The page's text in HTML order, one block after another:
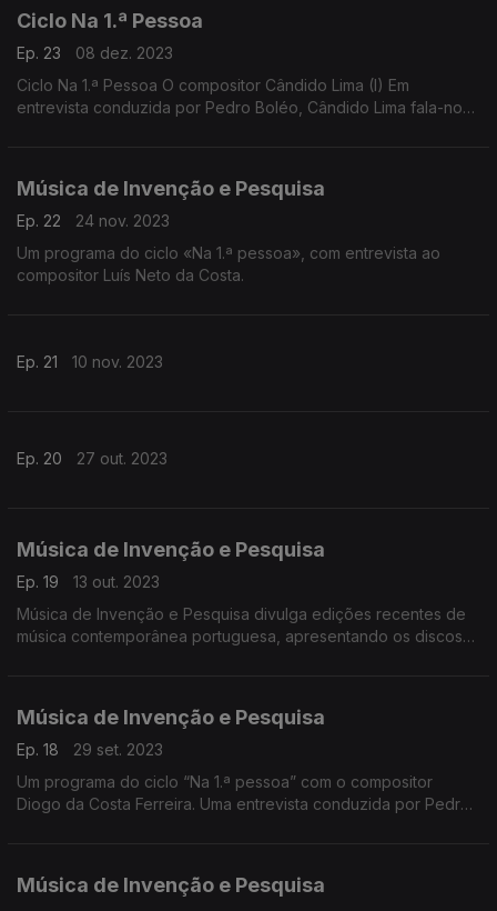
Ciclo Na 1.ª Pessoa
Ep. 23
08 dez. 2023
Ciclo Na 1.ª Pessoa O compositor Cândido Lima (I) Em
entrevista conduzida por Pedro Boléo, Cândido Lima fala-nos
Música de Invenção e Pesquisa
Ep. 22
24 nov. 2023
Um programa do ciclo «Na 1.ª pessoa», com entrevista ao
compositor Luís Neto da Costa.
Ep. 21 10 nov. 2023
Ep. 20 27 out. 2023
Música de Invenção e Pesquisa
Ep. 19
13 out. 2023
Música de Invenção e Pesquisa divulga edições recentes de
música contemporânea portuguesa, apresentando os discos
Música de Invenção e Pesquisa
Ep. 18
29 set. 2023
Um programa do ciclo “Na 1.ª pessoa” com o compositor
Diogo da Costa Ferreira. Uma entrevista conduzida por Pedro
Música de Invenção e Pesquisa